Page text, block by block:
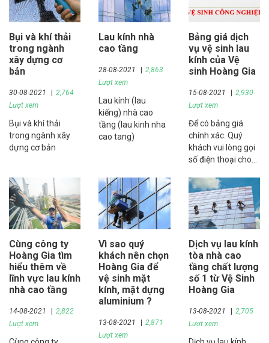
này.
Bụi và khí thải
trong ngành
xây dựng cơ
bản
30-08-2021
2,764
Lượt xem
Bụi và khí thải
trong ngành xây
dựng cơ bản
Lau kính nhà
cao tầng
28-08-2021
2,863
Lượt xem
Lau kính (lau
kiếng) nhà cao
tầng (lau kinh nha
cao tang)
Bảng giá dịch
vụ vệ sinh lau
kính của Vệ
sinh Hoàng Gia
15-08-2021
2,930
Lượt xem
Để có bảng giá
chính xác. Quý
khách vui lòng gọi
số điện thoại cho
dịch vụ, Hotline:
0909 38 3939 ; sau
khi nhận được yêu
cầu, chúng tôi sẽ
tư vấn, thiết đặt
cuộc hẹn để khảo
sát và báo giá trực
tiếp (hoàn toàn
miễn phí).
Cùng công ty
Hoàng Gia tìm
hiểu thêm về
lĩnh vực lau kính
nhà cao tầng
14-08-2021
2,822
Lượt xem
Vì sao quý
khách nên chọn
Hoàng Gia để
vệ sinh mặt
kính, mặt dựng
aluminium ?
13-08-2021
2,871
Lượt xem
Dịch vụ lau kính
tòa nhà cao
tầng chất lượng
số 1 từ Vệ Sinh
Hoàng Gia
13-08-2021
2,705
Lượt xem